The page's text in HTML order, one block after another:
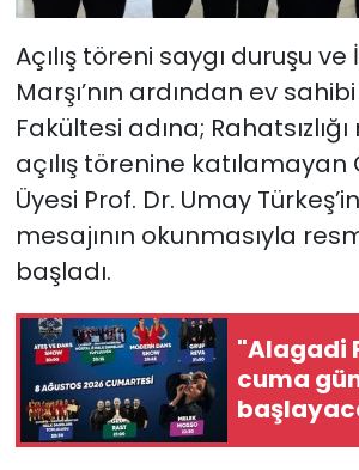
Açılış töreni saygı duruşu ve
Marşı’nın ardından ev
Fakültesi adına;
açılış törenine katılamayan
Üyesi Prof. Dr. Umay Türkeş’in
mesajının okunmasıyla
başladı.
"Alagadi
cuma